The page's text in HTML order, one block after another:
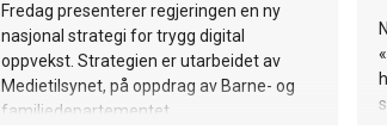
Fredag presenterer regjeringen en ny
nasjonal strategi for trygg digital
oppvekst. Strategien er utarbeidet av
Medietilsynet, på oppdrag av Barne- og
familiedepartementet.